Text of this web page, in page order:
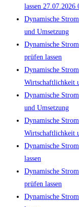
lassen 27.07.2026
Dynamische
und Umsetzung
Dynamische
prüfen lassen
Dynamische
Wirtschaftlichkeit
Dynamische
und Umsetzung
Dynamische
Wirtschaftlichkeit
Dynamische
lassen
Dynamische
prüfen lassen
Dynamische